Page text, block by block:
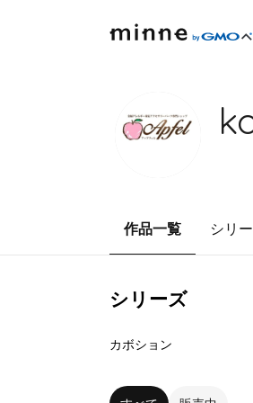
作品一覧 シリ
シリーズ
カボション